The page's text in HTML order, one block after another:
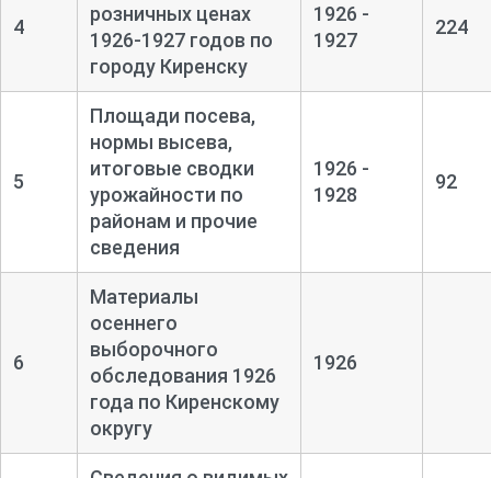
4
розничных ценах
1926-1927 годов по
городу Киренску
1926 -
1927
224
5
Площади посева,
нормы высева,
итоговые сводки
урожайности по
районам и прочие
сведения
1926 -
1928
92
6
Материалы
осеннего
выборочного
обследования 1926
года по Киренскому
округу
1926